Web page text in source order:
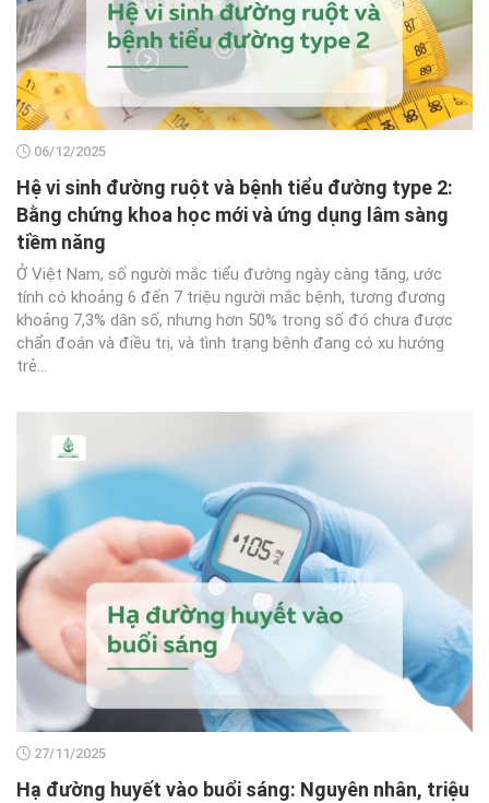
06/12/2025
Hệ vi sinh đường ruột và bệnh tiểu đường type 2:
Bằng chứng khoa học mới và ứng dụng lâm sàng
tiềm năng
Ở Việt Nam, số người mắc tiểu đường ngày càng tăng, ước
tính có khoảng 6 đến 7 triệu người mắc bệnh, tương đương
khoảng 7,3% dân số, nhưng hơn 50% trong số đó chưa được
chẩn đoán và điều trị, và tình trạng bệnh đang có xu hướng
trẻ...
27/11/2025
Hạ đường huyết vào buổi sáng: Nguyên nhân, triệu